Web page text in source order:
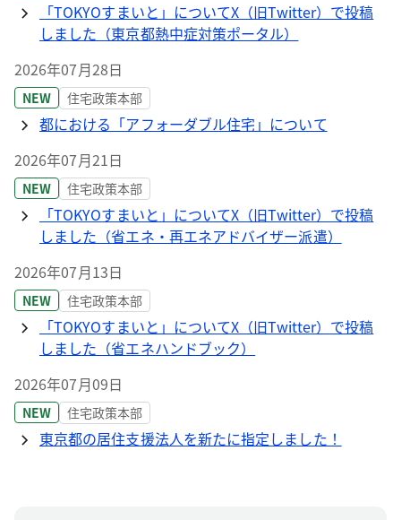
「TOKYOすまいと」についてX（旧Twitter）で投稿
しました（東京都熱中症対策ポータル）
2026年07月28日
NEW 住宅政策本部
都における「アフォーダブル住宅」について
2026年07月21日
NEW 住宅政策本部
「TOKYOすまいと」についてX（旧Twitter）で投稿
しました（省エネ・再エネアドバイザー派遣）
2026年07月13日
NEW 住宅政策本部
「TOKYOすまいと」についてX（旧Twitter）で投稿
しました（省エネハンドブック）
2026年07月09日
NEW 住宅政策本部
東京都の居住支援法人を新たに指定しました！